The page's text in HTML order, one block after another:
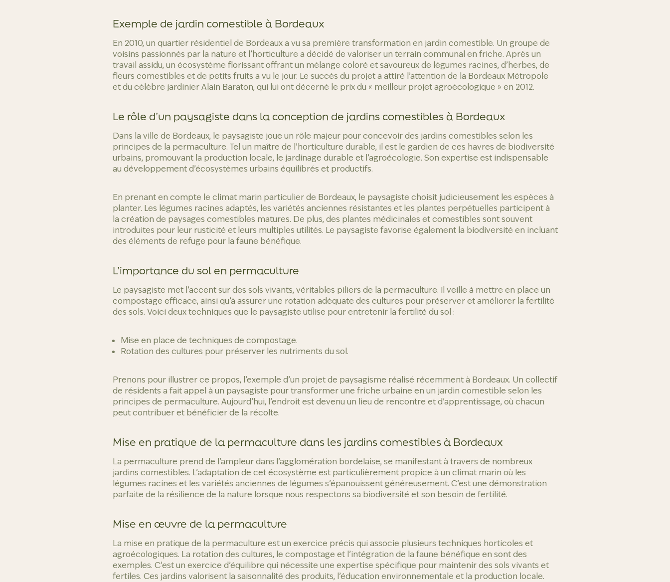
Exemple de jardin comestible à Bordeaux
En 2010, un quartier résidentiel de Bordeaux a vu sa première transformation en jardin comestible. Un groupe de
voisins passionnés par la nature et l’horticulture a décidé de valoriser un terrain communal en friche. Après un
travail assidu, un écosystème florissant offrant un mélange coloré et savoureux de légumes racines, d’herbes, de
fleurs comestibles et de petits fruits a vu le jour. Le succès du projet a attiré l’attention de la Bordeaux Métropole
et du célèbre jardinier Alain Baraton, qui lui ont décerné le prix du « meilleur projet agroécologique » en 2012.
Le rôle d’un paysagiste dans la conception de jardins comestibles à Bordeaux
Dans la ville de Bordeaux, le paysagiste joue un rôle majeur pour concevoir des jardins comestibles selon les
principes de la permaculture. Tel un maître de l’horticulture durable, il est le gardien de ces havres de biodiversité
urbains, promouvant la production locale, le jardinage durable et l’agroécologie. Son expertise est indispensable
au développement d’écosystèmes urbains équilibrés et productifs.
En prenant en compte le climat marin particulier de Bordeaux, le paysagiste choisit judicieusement les espèces à
planter. Les légumes racines adaptés, les variétés anciennes résistantes et les plantes perpétuelles participent à
la création de paysages comestibles matures. De plus, des plantes médicinales et comestibles sont souvent
introduites pour leur rusticité et leurs multiples utilités. Le paysagiste favorise également la biodiversité en incluant
des éléments de refuge pour la faune bénéfique.
L’importance du sol en permaculture
Le paysagiste met l’accent sur des sols vivants, véritables piliers de la permaculture. Il veille à mettre en place un
compostage efficace, ainsi qu’à assurer une rotation adéquate des cultures pour préserver et améliorer la fertilité
des sols. Voici deux techniques que le paysagiste utilise pour entretenir la fertilité du sol :
Mise en place de techniques de compostage.
Rotation des cultures pour préserver les nutriments du sol.
Prenons pour illustrer ce propos, l’exemple d’un projet de paysagisme réalisé récemment à Bordeaux. Un collectif
de résidents a fait appel à un paysagiste pour transformer une friche urbaine en un jardin comestible selon les
principes de permaculture. Aujourd’hui, l’endroit est devenu un lieu de rencontre et d’apprentissage, où chacun
peut contribuer et bénéficier de la récolte.
Mise en pratique de la permaculture dans les jardins comestibles à Bordeaux
La permaculture prend de l’ampleur dans l’agglomération bordelaise, se manifestant à travers de nombreux
jardins comestibles. L’adaptation de cet écosystème est particulièrement propice à un climat marin où les
légumes racines et les variétés anciennes de légumes s’épanouissent généreusement. C’est une démonstration
parfaite de la résilience de la nature lorsque nous respectons sa biodiversité et son besoin de fertilité.
Mise en œuvre de la permaculture
La mise en pratique de la permaculture est un exercice précis qui associe plusieurs techniques horticoles et
agroécologiques. La rotation des cultures, le compostage et l’intégration de la faune bénéfique en sont des
exemples. C’est un exercice d’équilibre qui nécessite une expertise spécifique pour maintenir des sols vivants et
fertiles. Ces jardins valorisent la saisonnalité des produits, l’éducation environnementale et la production locale.